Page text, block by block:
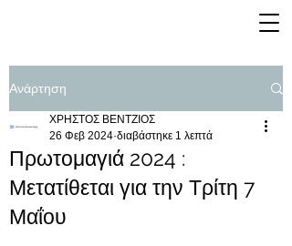
Ανάρτηση
Πρωτομαγιά 2024 :
Μετατίθεται για την Τρίτη 7
Μαΐου
ΧΡΗΣΤΟΣ ΒΕΝΤΖΙΟΣ
26 Φεβ 2024 διαβάστηκε 1 λεπτά